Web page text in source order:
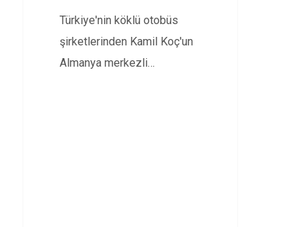
Türkiye'nin köklü otobüs
şirketlerinden Kamil Koç'un
Almanya merkezli